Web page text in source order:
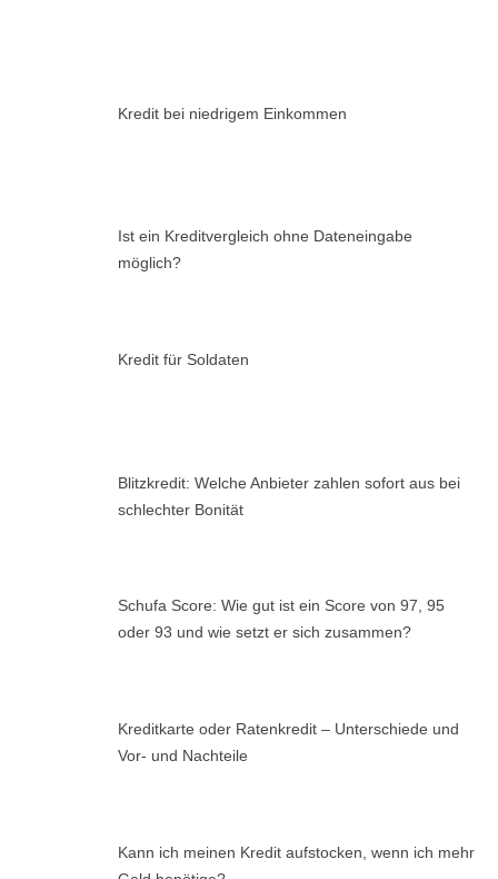
Kredit bei niedrigem Einkommen
Ist ein Kreditvergleich ohne Dateneingabe
möglich?
Kredit für Soldaten
Blitzkredit: Welche Anbieter zahlen sofort aus bei
schlechter Bonität
Schufa Score: Wie gut ist ein Score von 97, 95
oder 93 und wie setzt er sich zusammen?
Kreditkarte oder Ratenkredit – Unterschiede und
Vor- und Nachteile
Kann ich meinen Kredit aufstocken, wenn ich mehr